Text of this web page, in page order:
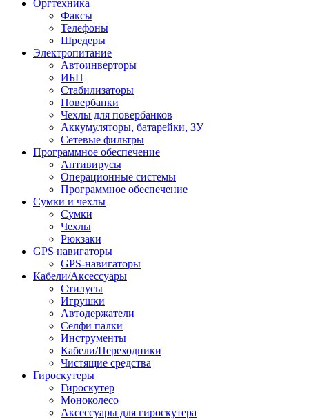
Оргтехника
Факсы
Телефоны
Шредеры
Электропитание
Автоинверторы
ИБП
Стабилизаторы
Повербанки
Чехлы для повербанков
Аккумуляторы, батарейки, ЗУ
Сетевые фильтры
Программное обеспечение
Антивирусы
Операционные системы
Программное обеспечение
Сумки и чехлы
Сумки
Чехлы
Рюкзаки
GPS навигаторы
GPS-навигаторы
Кабели/Аксессуары
Стилусы
Игрушки
Автодержатели
Селфи палки
Инструменты
Кабели/Переходники
Чистящие средства
Гироскутеры
Гироскутер
Моноколесо
Аксессуары для гироскутера